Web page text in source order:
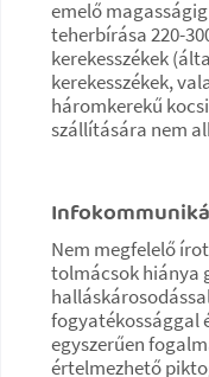
emelő
teherbírása 220-
kerekesszékek
kerekesszékek,
háromkerekű
szállítására nem
Nem megfelelő
tolmácsok hiánya
fogyatékossággal
egyszerűen
értelmezhető